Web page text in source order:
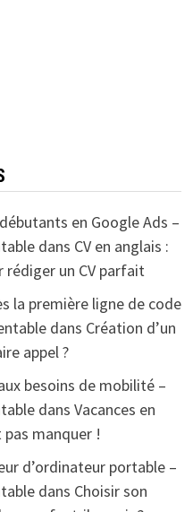
en Google Ads –
dans CV en anglais :
rédiger un CV parfait
la première ligne de code
dans Création d’un
appel ?
besoins de mobilité –
dans Vacances en
manquer !
d’ordinateur portable –
dans Choisir son